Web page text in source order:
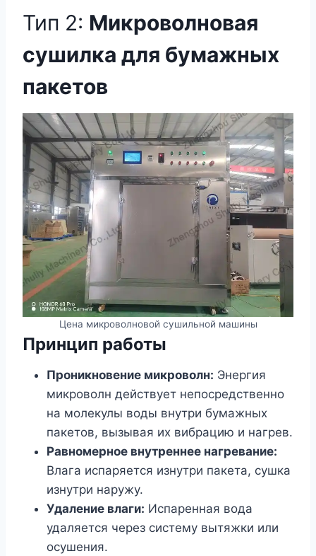
Тип 2: Микроволновая
сушилка для бумажных
пакетов
Цена микроволновой сушильной машины
Принцип работы
Проникновение микроволн: Энергия
микроволн действует непосредственно
на молекулы воды внутри бумажных
пакетов, вызывая их вибрацию и нагрев.
Равномерное внутреннее нагревание:
Влага испаряется изнутри пакета, сушка
изнутри наружу.
Удаление влаги: Испаренная вода
удаляется через систему вытяжки или
осушения.